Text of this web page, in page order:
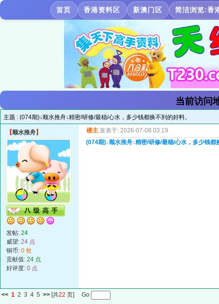
首页 香港资料区 新澳门区 简洁浏览:香
当前访问
主题 : (074期)↓顺水推舟↓精密/研修/最稳/心水，多少钱都换不到的好料。
【顺水推舟】
发帖: 24
威望: 24 点
铜币: 0 枚
贡献值: 24 点
好评度: 0 点
楼主 发表于: 2026-07-08 03:19
(074期)↓顺水推舟↓精密/研修/最稳/心水，多少钱都
<< 1 2 3 4 5 >> [共22 页] Go